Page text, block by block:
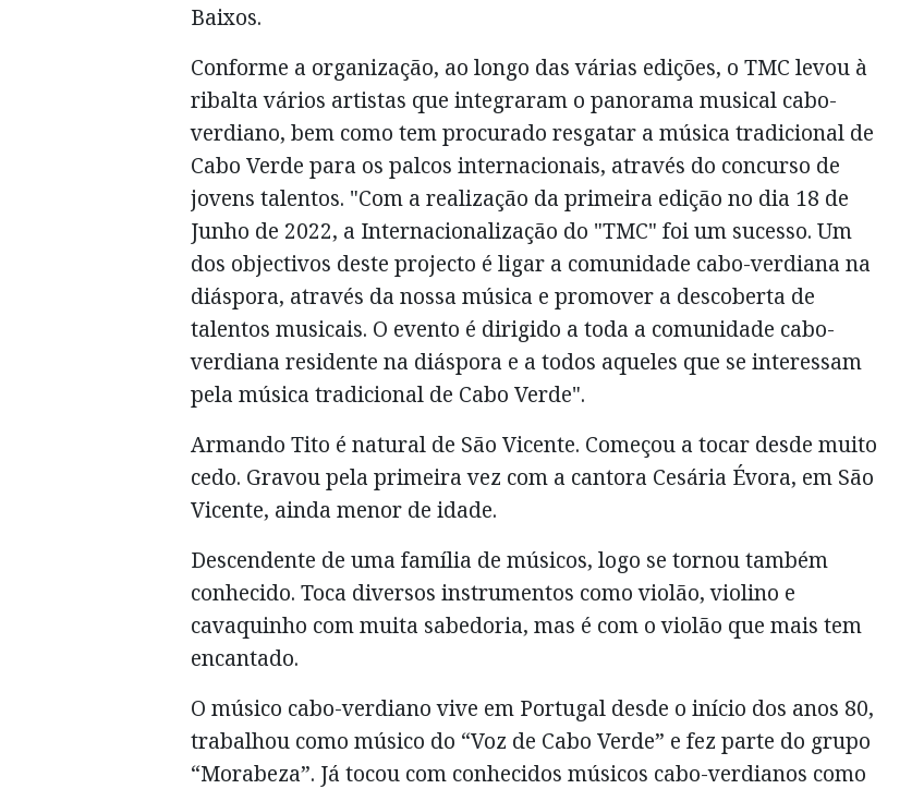
Baixos.
Conforme a organização, ao longo das várias edições, o TMC levou à
ribalta vários artistas que integraram o panorama musical cabo-
verdiano, bem como tem procurado resgatar a música tradicional de
Cabo Verde para os palcos internacionais, através do concurso de
jovens talentos. "Com a realização da primeira edição no dia 18 de
Junho de 2022, a Internacionalização do "TMC" foi um sucesso. Um
dos objectivos deste projecto é ligar a comunidade cabo-verdiana na
diáspora, através da nossa música e promover a descoberta de
talentos musicais. O evento é dirigido a toda a comunidade cabo-
verdiana residente na diáspora e a todos aqueles que se interessam
pela música tradicional de Cabo Verde".
Armando Tito é natural de São Vicente. Começou a tocar desde muito
cedo. Gravou pela primeira vez com a cantora Cesária Évora, em São
Vicente, ainda menor de idade.
Descendente de uma família de músicos, logo se tornou também
conhecido. Toca diversos instrumentos como violão, violino e
cavaquinho com muita sabedoria, mas é com o violão que mais tem
encantado.
O músico cabo-verdiano vive em Portugal desde o início dos anos 80,
trabalhou como músico do “Voz de Cabo Verde” e fez parte do grupo
“Morabeza”. Já tocou com conhecidos músicos cabo-verdianos como